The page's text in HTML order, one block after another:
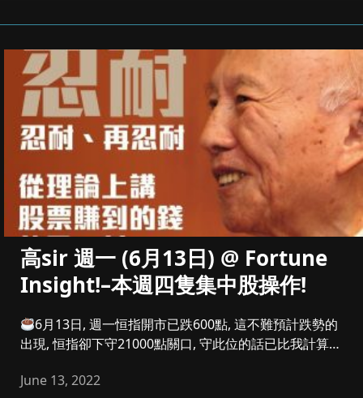
高sir 週一 (6月13日) @ Fortune
Insight!–本週四隻集中股操作!
6月13日, 週一恒指開市已跌600點, 這不難預計跌勢的
出現, 恒指卻下守21000點關口, 守此位的話已比我計算
June 13, 2022